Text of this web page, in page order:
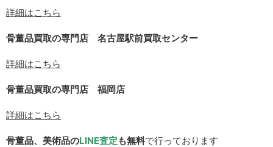
詳細はこちら
骨董品買取の専門店 名古屋駅前買取センター
詳細はこちら
骨董品買取の専門店 福岡店
詳細はこちら
骨董品、美術品のLINE査定も無料で行っております